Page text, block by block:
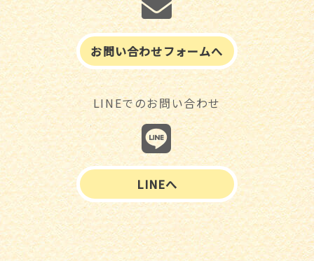
お問い合わせフォームへ
LINEでのお問い合わせ
LINEへ